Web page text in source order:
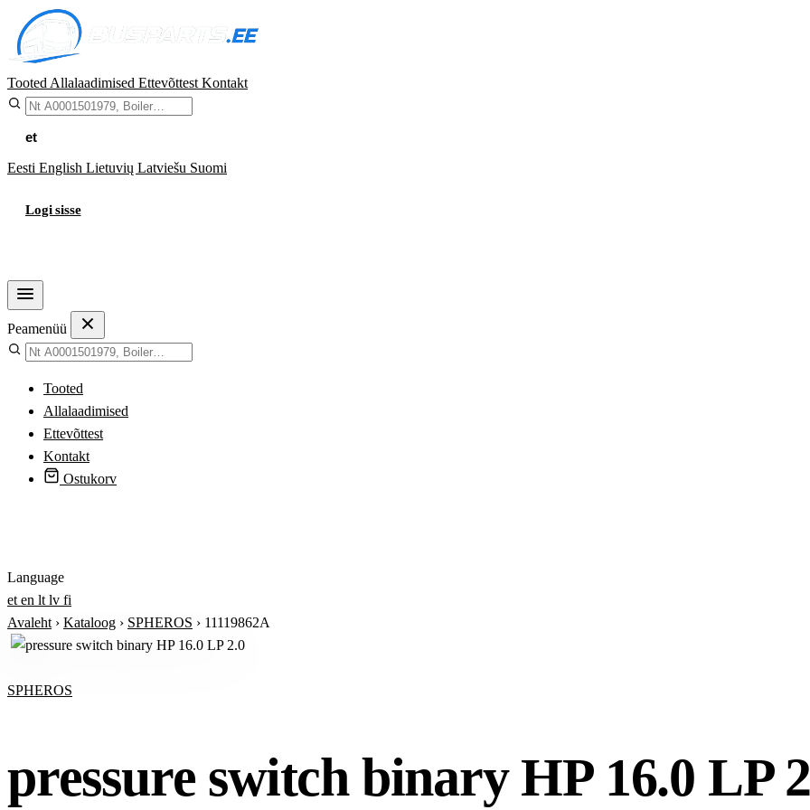
Tooted Allalaadimised Ettevõttest Kontakt
et
Eesti English Lietuvių Latviešu Suomi
Logi sisse
Peamenüü
Tooted
Allalaadimised
Ettevõttest
Kontakt
Ostukorv
Language
et en lt lv fi
Avaleht › Kataloog › SPHEROS › 11119862A
SPHEROS
pressure switch binary HP 16.0 LP